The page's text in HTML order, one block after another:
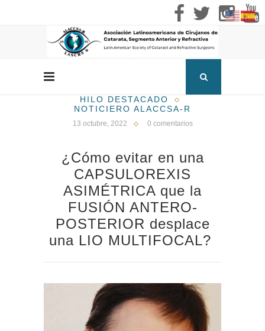
HILO DESTACADO
NOTICIERO ALACCSA-R
13 octubre, 2022 0 comentarios
¿Cómo evitar en una
CAPSULOREXIS
ASIMÉTRICA que la
FUSIÓN ANTERO-
POSTERIOR desplace
una LIO MULTIFOCAL?